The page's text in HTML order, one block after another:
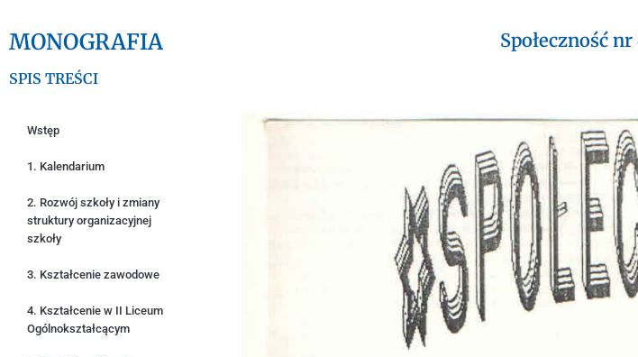
MONOGRAFIA
SPIS TREŚCI
Wstęp
1. Kalendarium
2. Rozwój szkoły i zmiany
struktury organizacyjnej
szkoły
3. Kształcenie zawodowe
4. Kształcenie w II Liceum
Ogólnokształcącym
Społeczność nr